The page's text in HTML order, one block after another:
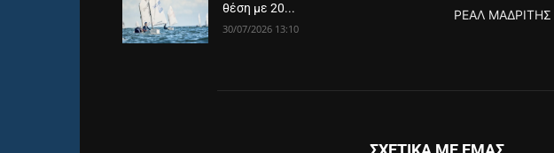
θέση με 20...
30/07/2026 13:10
ΡΕΆΛ ΜΑΔΡΊΤΗΣ